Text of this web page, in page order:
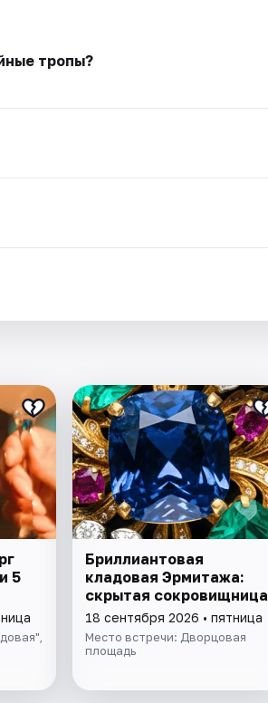
тропы?
5
Бриллиантовая
кладовая Эрмитажа:
скрытая сокровищница
18 сентября 2026 • пятница
Место встречи: Дворцовая
площадь